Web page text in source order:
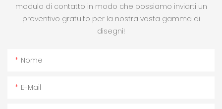
modulo di contatto in modo che possiamo inviarti un
preventivo gratuito per la nostra vasta gamma di
disegni!
Nome
E-Mail